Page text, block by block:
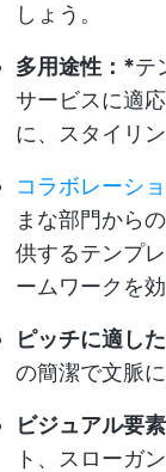
しょう。
多用途性：*テ
サービスに適
に、スタイリ
コラボレーシ
まな部門から
供するテンプ
ームワークを
ピッチに適し
の簡潔で文脈
ビジュアル要素
ト、スローガ